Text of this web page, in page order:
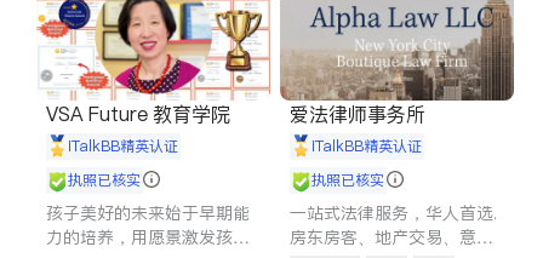
VSA Future 教育学院
iTalkBB精英认证
执照已核实
孩子美好的未来始于早期能
力的培养，用愿景激发孩子
爱法律师事务所
iTalkBB精英认证
执照已核实
一站式法律服务，华人首选.
房东房客、地产交易、意外